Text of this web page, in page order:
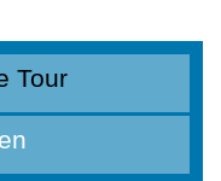
Tour